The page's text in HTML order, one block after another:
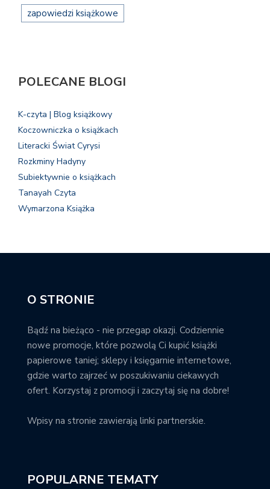
zapowiedzi książkowe
POLECANE BLOGI
K-czyta | Blog książkowy
Koczowniczka o książkach
Literacki Świat Cyrysi
Rozkminy Hadyny
Subiektywnie o książkach
Tanayah Czyta
Wymarzona Książka
O STRONIE
Bądź na bieżąco - nie przegap okazji. Codziennie
nowe promocje, które pozwolą Ci kupić książki
papierowe taniej; sklepy i księgarnie internetowe,
gdzie warto zajrzeć w poszukiwaniu ciekawych
ofert. Korzystaj z promocji i zaczytaj się na dobre!
Wpisy na stronie zawierają linki partnerskie.
POPULARNE TEMATY